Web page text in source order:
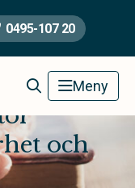
0495-107 20
Meny
och